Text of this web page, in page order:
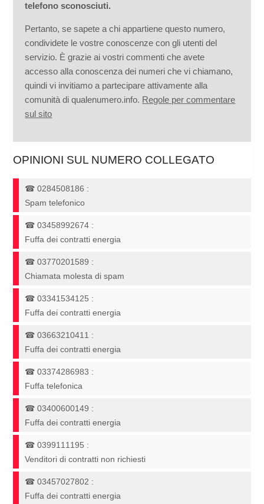
telefono sconosciuti.
Pertanto, se sapete a chi appartiene questo numero,
condividete le vostre conoscenze con gli utenti del
servizio. È grazie ai vostri commenti che avete
accesso alla conoscenza dei numeri che vi chiamano,
quindi vi invitiamo a partecipare attivamente alla
comunità di qualenumero.info. Regole per commentare
sul sito
OPINIONI SUL NUMERO COLLEGATO
☎0284508186 :
Spam telefonico
☎03458992674 :
Fuffa dei contratti energia
☎03770201589 :
Chiamata molesta di spam
☎03341534125 :
Fuffa dei contratti energia
☎03663210411 :
Fuffa dei contratti energia
☎03374286983 :
Fuffa telefonica
☎03400600149 :
Fuffa dei contratti energia
☎0399111195 :
Venditori di contratti non richiesti
☎03457027802 :
Fuffa dei contratti energia